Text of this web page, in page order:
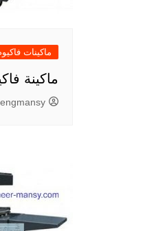
ماكينات
ماكينة
engmansy